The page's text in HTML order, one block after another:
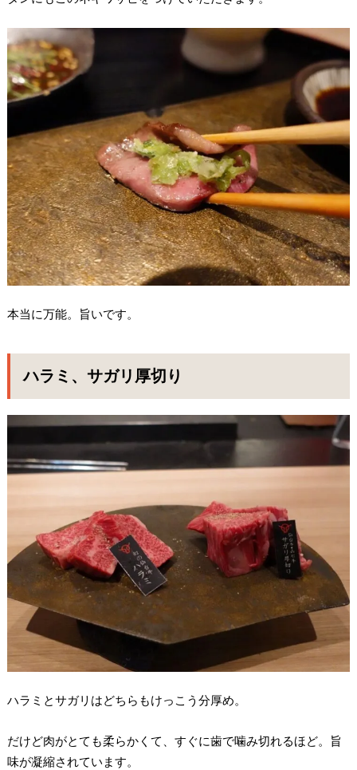
本当に万能。旨いです。
ハラミ、サガリ厚切り
ハラミとサガリはどちらもけっこう分厚め。
だけど肉がとても柔らかくて、すぐに歯で噛み切れるほど。旨
味が凝縮されています。